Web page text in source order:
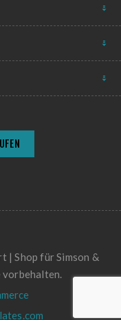
| Shop für Simson &
vorbehalten.